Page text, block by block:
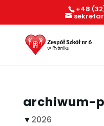
+48
archiwum-
▼2026